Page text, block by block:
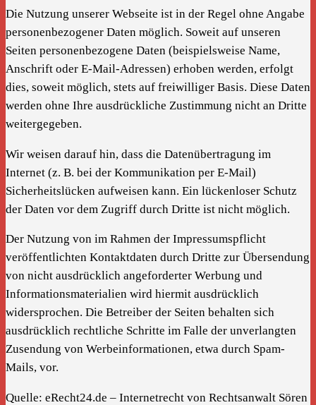
Die Nutzung unserer Webseite ist in der Regel ohne Angabe
personenbezogener Daten möglich. Soweit auf unseren
Seiten personenbezogene Daten (beispielsweise Name,
Anschrift oder E-Mail-Adressen) erhoben werden, erfolgt
dies, soweit möglich, stets auf freiwilliger Basis. Diese Daten
werden ohne Ihre ausdrückliche Zustimmung nicht an Dritte
weitergegeben.
Wir weisen darauf hin, dass die Datenübertragung im
Internet (z. B. bei der Kommunikation per E-Mail)
Sicherheitslücken aufweisen kann. Ein lückenloser Schutz
der Daten vor dem Zugriff durch Dritte ist nicht möglich.
Der Nutzung von im Rahmen der Impressumspflicht
veröffentlichten Kontaktdaten durch Dritte zur Übersendung
von nicht ausdrücklich angeforderter Werbung und
Informationsmaterialien wird hiermit ausdrücklich
widersprochen. Die Betreiber der Seiten behalten sich
ausdrücklich rechtliche Schritte im Falle der unverlangten
Zusendung von Werbeinformationen, etwa durch Spam-
Mails, vor.
Quelle: eRecht24.de – Internetrecht von Rechtsanwalt Sören